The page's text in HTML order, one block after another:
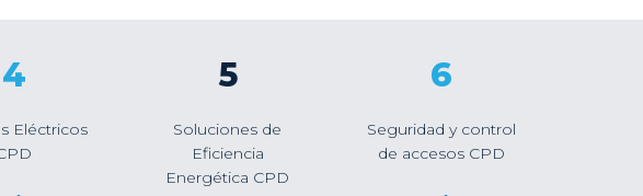
4
Eléctricos
5
Soluciones de
Eficiencia
Energética CPD
6
Seguridad y control
de accesos CPD